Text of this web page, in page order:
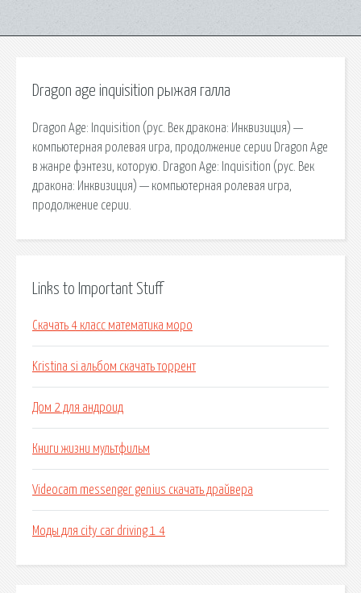
Dragon age inquisition рыжая галла
Dragon Age: Inquisition (рус. Век дракона: Инквизиция) —
компьютерная ролевая игра, продолжение серии Dragon Age
в жанре фэнтези, которую. Dragon Age: Inquisition (рус. Век
дракона: Инквизиция) — компьютерная ролевая игра,
продолжение серии.
Links to Important Stuff
Скачать 4 класс математика моро
Kristina si альбом скачать торрент
Дом 2 для андроид
Книги жизни мультфильм
Videocam messenger genius скачать драйвера
Моды для city car driving 1 4